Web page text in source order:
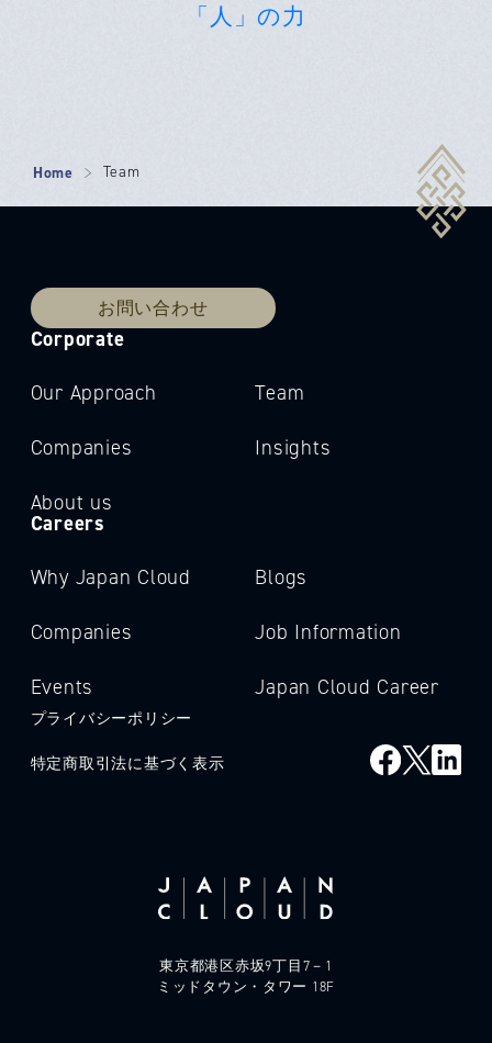
「人」の力
Home Team
お問い合わせ
Corporate
Our Approach
Companies
About us
Team
Insights
Careers
Why Japan Cloud
Companies
Events
Blogs
Job Information
Japan Cloud Career
プライバシーポリシー
特定商取引法に基づく表示
東京都港区赤坂9丁目7－1
ミッドタウン・タワー 18F